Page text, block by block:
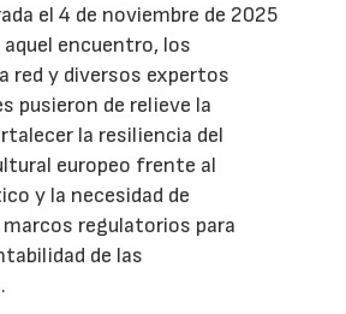
el 4 de noviembre de 2025
aquel encuentro, los
red y diversos expertos
pusieron de relieve la
la resiliencia del
europeo frente al
y la necesidad de
regulatorios para
de las